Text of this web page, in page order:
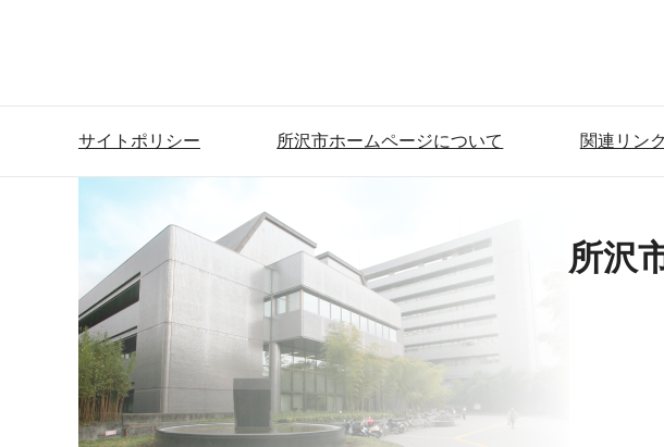
サイトポリシー 所沢市ホームページについて 関連リン
所沢